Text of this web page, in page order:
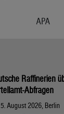
APA
Raffinerien
Abfragen
5. August 2026, Berlin